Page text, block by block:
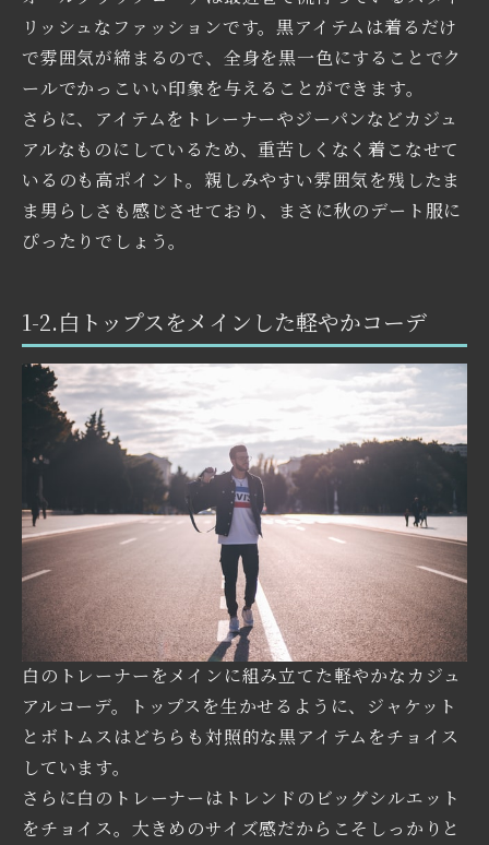
リッシュなファッションです。黒アイテムは着るだけ
で雰囲気が締まるので、全身を黒一色にすることでク
ールでかっこいい印象を与えることができます。
さらに、アイテムをトレーナーやジーパンなどカジュ
アルなものにしているため、重苦しくなく着こなせて
いるのも高ポイント。親しみやすい雰囲気を残したま
ま男らしさも感じさせており、まさに秋のデート服に
ぴったりでしょう。
1-2.白トップスをメインした軽やかコーデ
白のトレーナーをメインに組み立てた軽やかなカジュ
アルコーデ。トップスを生かせるように、ジャケット
とボトムスはどちらも対照的な黒アイテムをチョイス
しています。
さらに白のトレーナーはトレンドのビッグシルエット
をチョイス。大きめのサイズ感だからこそしっかりと